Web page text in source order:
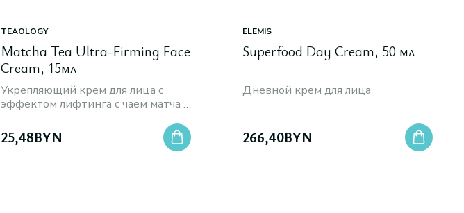
TEAOLOGY
Matcha Tea Ultra-Firming Face
Cream, 15мл
Укрепляющий крем для лица с
эффектом лифтинга с чаем матча и
растительных ингредиентов
25,48BYN
ELEMIS
Superfood Day Cream, 50 мл
Дневной крем для лица
266,40BYN